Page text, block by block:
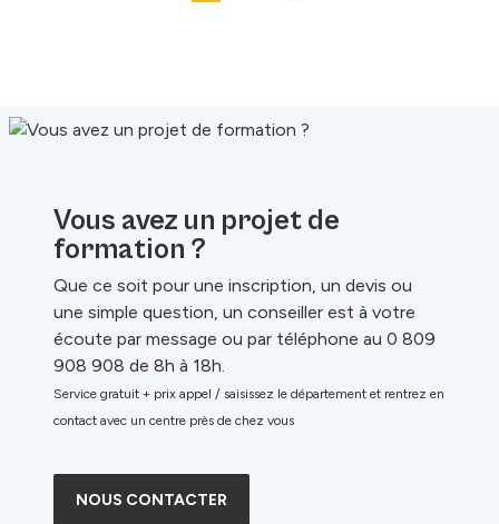
Vous avez un projet de
formation ?
Que ce soit pour une inscription, un devis ou
une simple question, un conseiller est à votre
écoute par message ou par téléphone au 0 809
908 908 de 8h à 18h.
Service gratuit + prix appel / saisissez le département et rentrez en
contact avec un centre près de chez vous
NOUS CONTACTER